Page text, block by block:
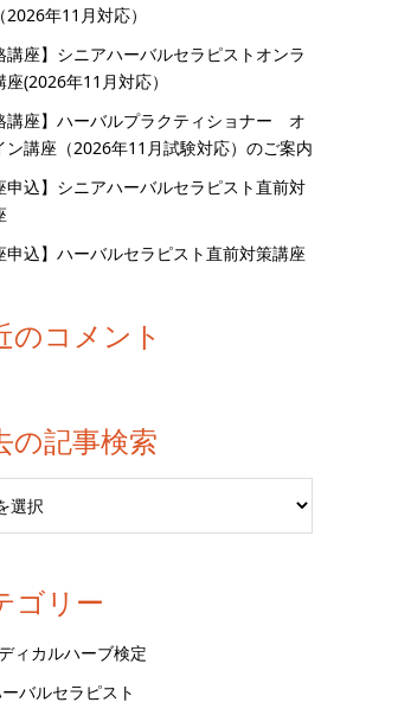
2026年11月対応）
講座】シニアハーバルセラピストオンラ
座(2026年11月対応）
講座】ハーバルプラクティショナー オ
ン講座（2026年11月試験対応）のご案内
申込】シニアハーバルセラピスト直前対
申込】ハーバルセラピスト直前対策講座
のコメント
の記事検索
ゴリー
ィカルハーブ検定
バルセラピスト